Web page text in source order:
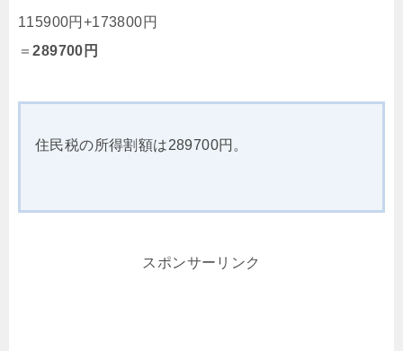
115900円+173800円
＝289700円
住民税の所得割額は289700円。
スポンサーリンク